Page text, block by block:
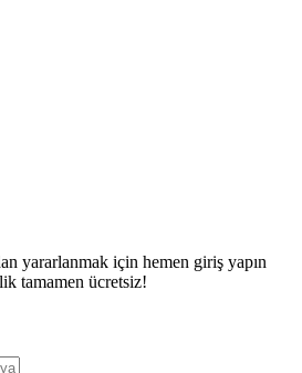
yararlanmak için hemen giriş yapın
tamamen ücretsiz!